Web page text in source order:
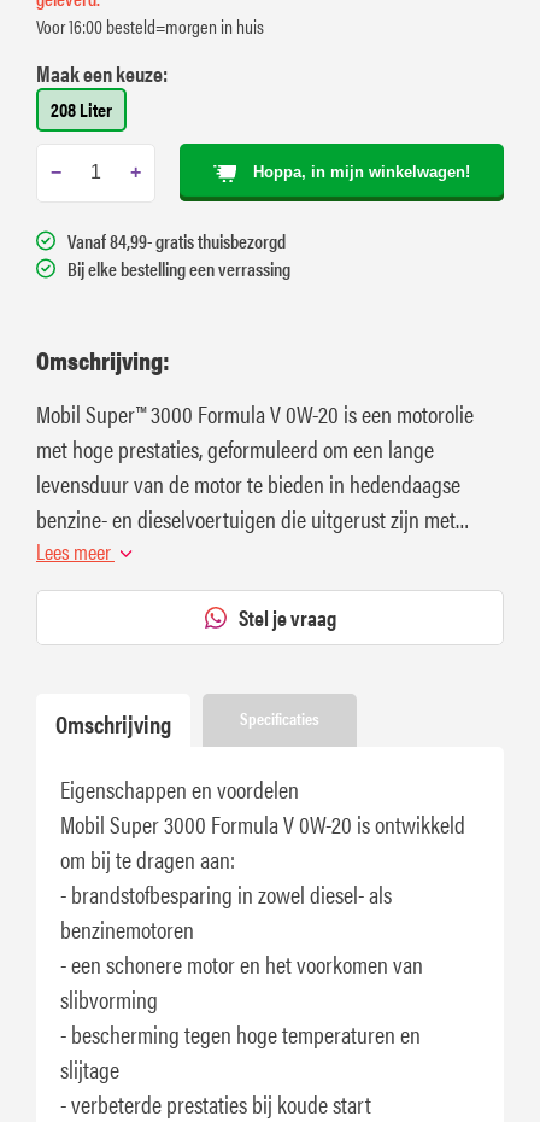
Voor 16:00 besteld=morgen in huis
Maak een keuze:
208 Liter
− + Hoppa, in mijn winkelwagen!
Vanaf 84,99- gratis thuisbezorgd
Bij elke bestelling een verrassing
Omschrijving:
Mobil Super™ 3000 Formula V 0W-20 is een motorolie
met hoge prestaties, geformuleerd om een lange
levensduur van de motor te bieden in hedendaagse
benzine- en dieselvoertuigen die uitgerust zijn met
nabehandelingssystemen (bijv. DPF)
Lees meer
Stel je vraag
Omschrijving Specificaties
Eigenschappen en voordelen
Mobil Super 3000 Formula V 0W-20 is ontwikkeld
om bij te dragen aan:
- brandstofbesparing in zowel diesel- als
benzinemotoren
- een schonere motor en het voorkomen van
slibvorming
- bescherming tegen hoge temperaturen en
slijtage
- verbeterde prestaties bij koude start